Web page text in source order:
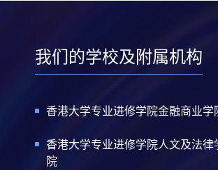
我们的学校及附属机构
香港大学专业进修学院金融商业学
香港大学专业进修学院人文及法律
院